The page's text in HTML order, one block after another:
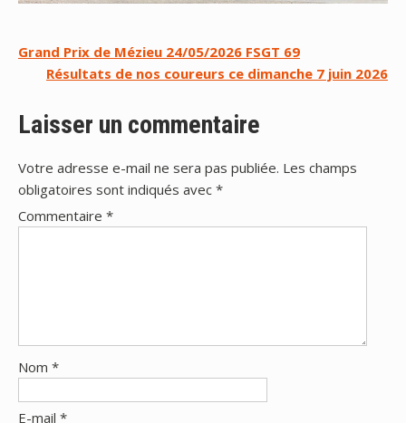
Navigation
l’article
Grand Prix de Mézieu 24/05/2026 FSGT 69
Résultats de nos coureurs ce dimanche 7 juin 2026
Laisser un commentaire
Votre adresse e-mail ne sera pas publiée. Les champs
obligatoires sont indiqués avec *
Commentaire *
Nom *
E-mail *